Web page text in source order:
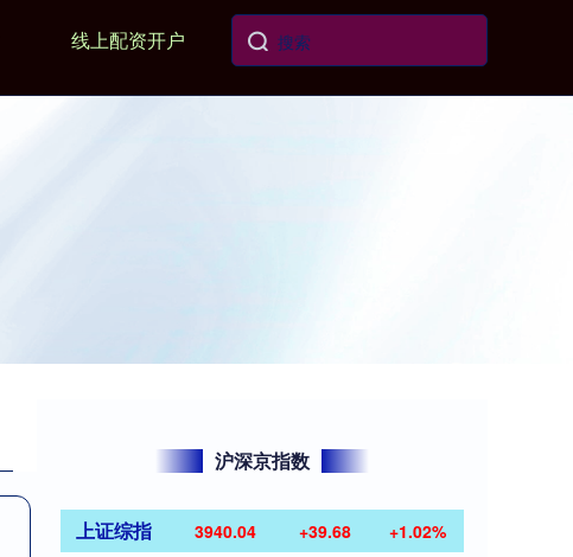
线上配资开户
沪深京指数
上证综指 3940.04 +39.68 +1.02%